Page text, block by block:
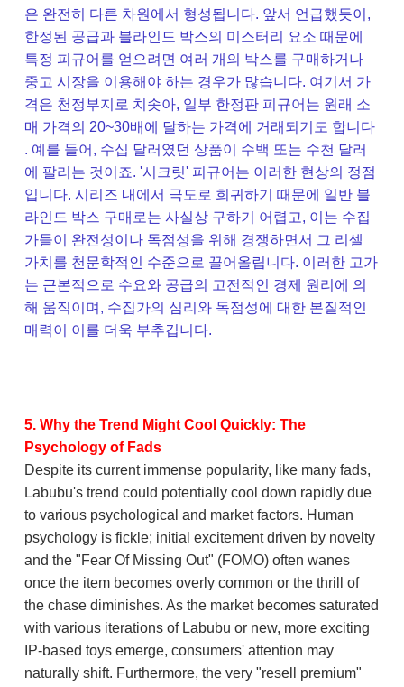
은 완전히 다른 차원에서 형성됩니다. 앞서 언급했듯이,
한정된 공급과 블라인드 박스의 미스터리 요소 때문에
특정 피규어를 얻으려면 여러 개의 박스를 구매하거나
중고 시장을 이용해야 하는 경우가 많습니다. 여기서 가
격은 천정부지로 치솟아, 일부 한정판 피규어는 원래 소
매 가격의 20~30배에 달하는 가격에 거래되기도 합니다
. 예를 들어, 수십 달러였던 상품이 수백 또는 수천 달러
에 팔리는 것이죠. '시크릿' 피규어는 이러한 현상의 정점
입니다. 시리즈 내에서 극도로 희귀하기 때문에 일반 블
라인드 박스 구매로는 사실상 구하기 어렵고, 이는 수집
가들이 완전성이나 독점성을 위해 경쟁하면서 그 리셀
가치를 천문학적인 수준으로 끌어올립니다. 이러한 고가
는 근본적으로 수요와 공급의 고전적인 경제 원리에 의
해 움직이며, 수집가의 심리와 독점성에 대한 본질적인
매력이 이를 더욱 부추깁니다.
5. Why the Trend Might Cool Quickly: The
Psychology of Fads
Despite its current immense popularity, like many fads,
Labubu's trend could potentially cool down rapidly due
to various psychological and market factors. Human
psychology is fickle; initial excitement driven by novelty
and the "Fear Of Missing Out" (FOMO) often wanes
once the item becomes overly common or the thrill of
the chase diminishes. As the market becomes saturated
with various iterations of Labubu or new, more exciting
IP-based toys emerge, consumers' attention may
naturally shift. Furthermore, the very "resell premium"